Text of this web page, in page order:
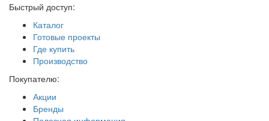
Быстрый доступ:
Каталог
Готовые проекты
Где купить
Производство
Покупателю:
Акции
Бренды